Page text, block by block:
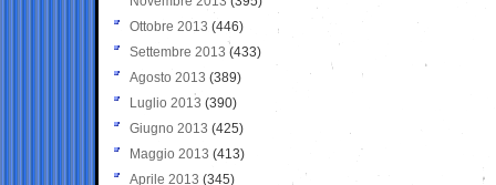
Ottobre 2013 (446)
Settembre 2013 (433)
Agosto 2013 (389)
Luglio 2013 (390)
Giugno 2013 (425)
Maggio 2013 (413)
Aprile 2013 (345)